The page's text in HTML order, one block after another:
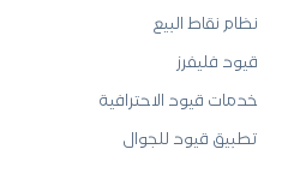
نظام نقاط البيع
قيود فليفرز
خدمات قيود الاحترافية
تطبيق قيود للجوال